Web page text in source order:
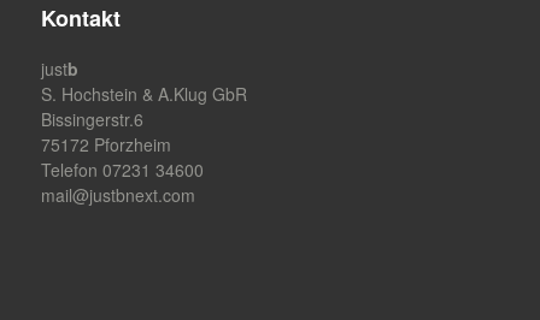
Kontakt
justb
S. Hochstein & A.Klug GbR
Bissingerstr.6
75172 Pforzheim
Telefon 07231 34600
mail@justbnext.com